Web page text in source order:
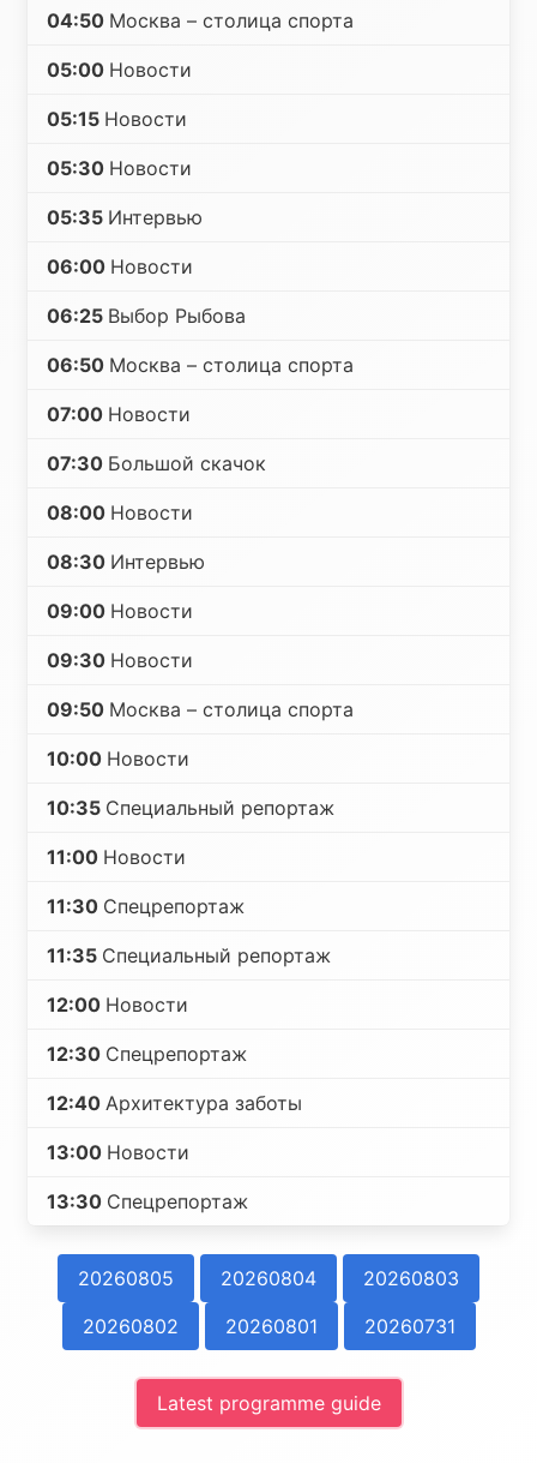
04:50 Москва – столица спорта
05:00 Новости
05:15 Новости
05:30 Новости
05:35 Интервью
06:00 Новости
06:25 Выбор Рыбова
06:50 Москва – столица спорта
07:00 Новости
07:30 Большой скачок
08:00 Новости
08:30 Интервью
09:00 Новости
09:30 Новости
09:50 Москва – столица спорта
10:00 Новости
10:35 Специальный репортаж
11:00 Новости
11:30 Спецрепортаж
11:35 Специальный репортаж
12:00 Новости
12:30 Спецрепортаж
12:40 Архитектура заботы
13:00 Новости
13:30 Спецрепортаж
20260805 20260804
20260803
20260802
20260801 20260731
Latest programme guide